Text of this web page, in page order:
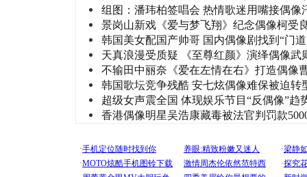
组图：潘玮柏签唱会 热情歌迷用嘴接偶像
景岗山新戏《爱与梦飞翔》纪念偶像柯受
韩国美女配国产帅哥 国内偶像剧找到“门
天真浪漫受质疑 《至尊红颜》演绎偶像武
不输田中丽奈《爱在左情在右》打造偶像
韩国歌坛竞争残酷 安七炫偶像难保被迫转
超级女声震全国 体现娱乐节目“反偶像”趋
香港偶像明星吴浩康藏毒被法官判罚款